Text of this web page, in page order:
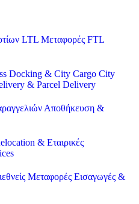
LTL Μεταφορές FTL
Docking & City Cargo City
& Parcel Delivery
Αποθήκευση &
& Εταιρικές
Μεταφορές Εισαγωγές &